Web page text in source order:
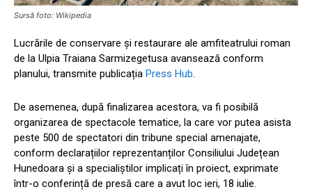
Sursă foto: Wikipedia
Lucrările de conservare și restaurare ale amfiteatrului roman
de la Ulpia Traiana Sarmizegetusa avansează conform
planului, transmite publicația Press Hub.
De asemenea, după finalizarea acestora, va fi posibilă
organizarea de spectacole tematice, la care vor putea asista
peste 500 de spectatori din tribune special amenajate,
conform declarațiilor reprezentanților Consiliului Județean
Hunedoara și a specialiștilor implicați în proiect, exprimate
într-o conferință de presă care a avut loc ieri, 18 iulie.